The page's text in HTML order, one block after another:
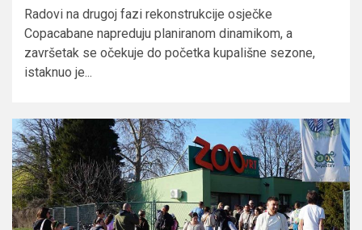
Radovi na drugoj fazi rekonstrukcije osječke
Copacabane napreduju planiranom dinamikom, a
završetak se očekuje do početka kupališne sezone,
istaknuo je...